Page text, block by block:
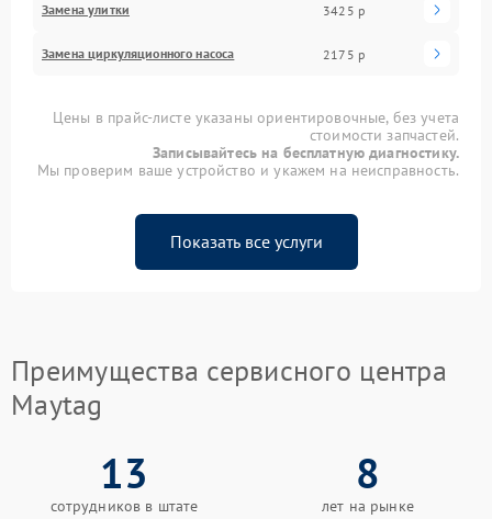
Замена улитки 3425 р
Замена циркуляционного насоса 2175 р
Цены в прайс-листе указаны ориентировочные, без учета
стоимости запчастей.
Записывайтесь на бесплатную диагностику.
Мы проверим ваше устройство и укажем на неисправность.
Показать все услуги
Преимущества сервисного центра
Maytag
13
сотрудников в штате
8
лет на рынке